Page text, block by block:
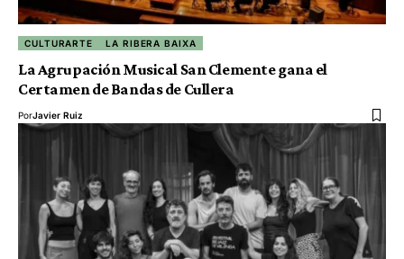
CULTURARTE LA RIBERA BAIXA
La Agrupación Musical San Clemente gana el
Certamen de Bandas de Cullera
PorJavier Ruiz